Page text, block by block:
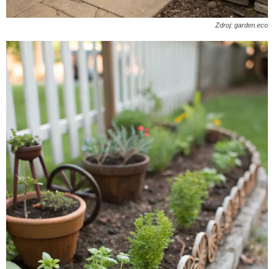
Zdroj: garden.eco